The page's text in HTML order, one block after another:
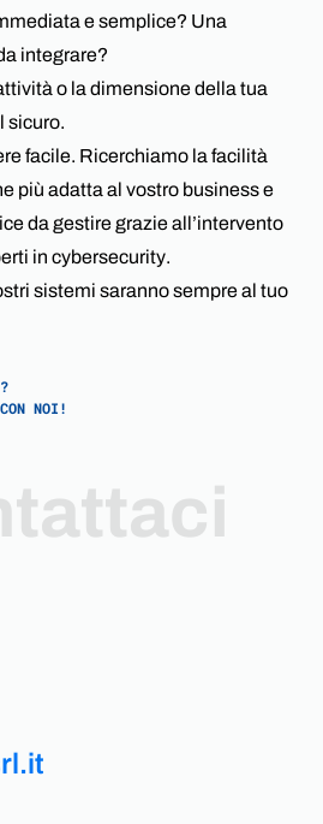
e semplice? Una
integrare?
o la dimensione della tua
sicuro.
facile. Ricerchiamo la facilità
più adatta al vostro business e
da gestire grazie all’intervento
in cybersecurity.
sistemi saranno sempre al tuo
NOI!